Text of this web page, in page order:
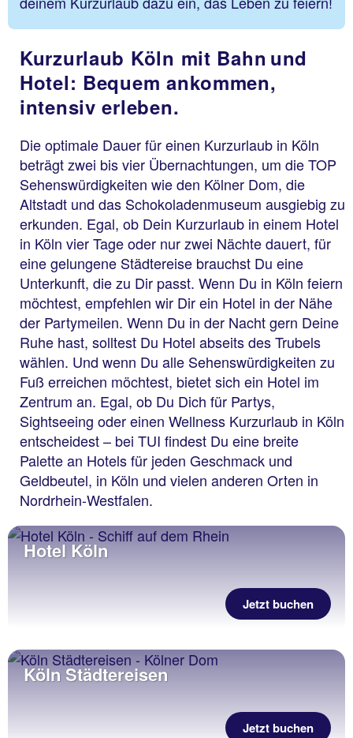
Kurzurlaub Köln mit Bahn und
Hotel: Bequem ankommen,
intensiv erleben.
Die optimale Dauer für einen Kurzurlaub in Köln
beträgt zwei bis vier Übernachtungen, um die TOP
Sehenswürdigkeiten wie den Kölner Dom, die
Altstadt und das Schokoladenmuseum ausgiebig zu
erkunden. Egal, ob Dein Kurzurlaub in einem Hotel
in Köln vier Tage oder nur zwei Nächte dauert, für
eine gelungene Städtereise brauchst Du eine
Unterkunft, die zu Dir passt. Wenn Du in Köln feiern
möchtest, empfehlen wir Dir ein Hotel in der Nähe
der Partymeilen. Wenn Du in der Nacht gern Deine
Ruhe hast, solltest Du Hotel abseits des Trubels
wählen. Und wenn Du alle Sehenswürdigkeiten zu
Fuß erreichen möchtest, bietet sich ein Hotel im
Zentrum an. Egal, ob Du Dich für Partys,
Sightseeing oder einen Wellness Kurzurlaub in Köln
entscheidest – bei TUI findest Du eine breite
Palette an Hotels für jeden Geschmack und
Geldbeutel, in Köln und vielen anderen Orten in
Nordrhein-Westfalen.
Hotel Köln
Jetzt buchen
Köln Städtereisen
Jetzt buchen